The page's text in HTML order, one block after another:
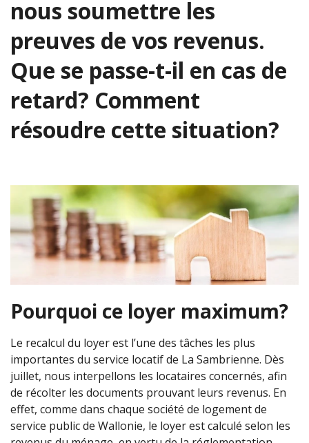
nous soumettre les
preuves de vos revenus.
Que se passe-t-il en cas de
retard? Comment
résoudre cette situation?
Pourquoi ce loyer maximum?
Le recalcul du loyer est l’une des tâches les plus
importantes du service locatif de La Sambrienne. Dès
juillet, nous interpellons les locataires concernés, afin
de récolter les documents prouvant leurs revenus. En
effet, comme dans chaque société de logement de
service public de Wallonie, le loyer est calculé selon les